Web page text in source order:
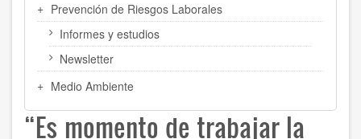
Prevención de Riesgos Laborales
Informes y estudios
Newsletter
Medio Ambiente
“Es momento de trabajar la